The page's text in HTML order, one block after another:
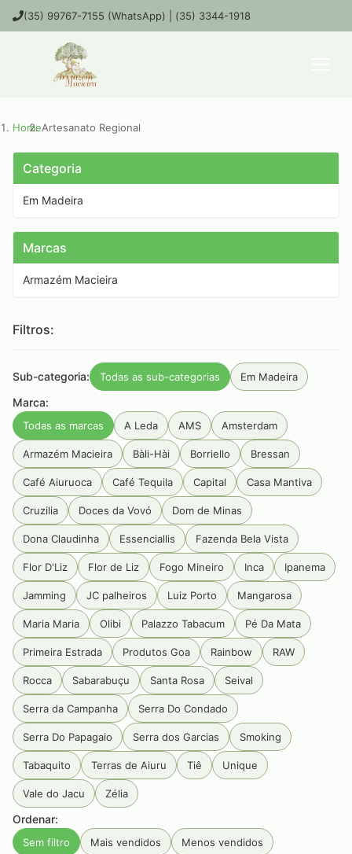
(35) 99767-7155 (WhatsApp) | (35) 3344-1918
HomeArtesanato Regional
Categoria
Em Madeira
Marcas
Armazém Macieira
Filtros:
Sub-categoria: Todas as sub-categorias Em Madeira
Marca:
Todas as marcas A Leda AMS Amsterdam
Armazém Macieira Bàli-Hài Borriello Bressan
Café Aiuruoca Café Tequila Capital Casa Mantiva
Cruzilia Doces da Vovó Dom de Minas
Dona Claudinha Essenciallis Fazenda Bela Vista
Flor D'Liz Flor de Liz Fogo Mineiro Inca Ipanema
Jamming JC palheiros Luiz Porto Mangarosa
Maria Maria Olibi Palazzo Tabacum Pé Da Mata
Primeira Estrada Produtos Goa Rainbow RAW
Rocca Sabarabuçu Santa Rosa Seival
Serra da Campanha Serra Do Condado
Serra Do Papagaio Serra dos Garcias Smoking
Tabaquito Terras de Aiuru Tiê Unique
Vale do Jacu Zélia
Ordenar:
Sem filtro Mais vendidos Menos vendidos